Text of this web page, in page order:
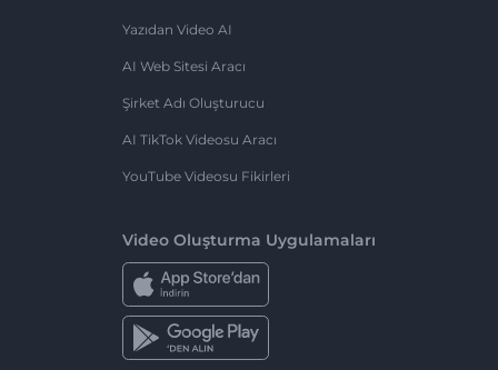
Yazıdan Video AI
AI Web Sitesi Aracı
Şirket Adı Oluşturucu
AI TikTok Videosu Aracı
YouTube Videosu Fikirleri
Video Oluşturma Uygulamaları